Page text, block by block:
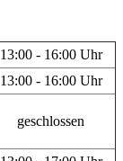
13:00 - 16:00 Uhr
13:00 - 16:00 Uhr
geschlossen